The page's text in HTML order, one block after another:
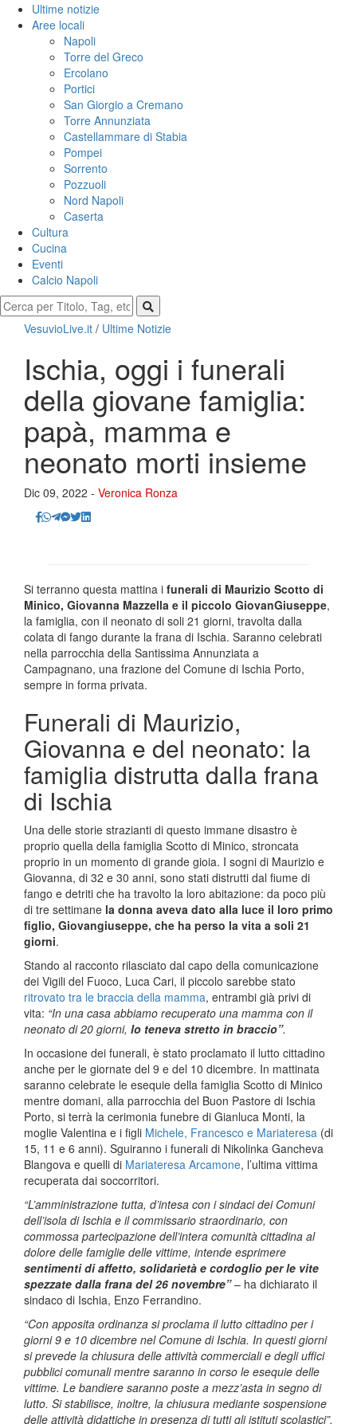
Ultime notizie
Aree locali
Napoli
Torre del Greco
Ercolano
Portici
San Giorgio a Cremano
Torre Annunziata
Castellammare di Stabia
Pompei
Sorrento
Pozzuoli
Nord Napoli
Caserta
Cultura
Cucina
Eventi
Calcio Napoli
VesuvioLive.it / Ultime Notizie
Ischia, oggi i funerali
della giovane famiglia:
papà, mamma e
neonato morti insieme
Dic 09, 2022 - Veronica Ronza
Si terranno questa mattina i funerali di Maurizio Scotto di
Minico, Giovanna Mazzella e il piccolo GiovanGiuseppe,
la famiglia, con il neonato di soli 21 giorni, travolta dalla
colata di fango durante la frana di Ischia. Saranno celebrati
nella parrocchia della Santissima Annunziata a
Campagnano, una frazione del Comune di Ischia Porto,
sempre in forma privata.
Funerali di Maurizio,
Giovanna e del neonato: la
famiglia distrutta dalla frana
di Ischia
Una delle storie strazianti di questo immane disastro è
proprio quella della famiglia Scotto di Minico, stroncata
proprio in un momento di grande gioia. I sogni di Maurizio e
Giovanna, di 32 e 30 anni, sono stati distrutti dal fiume di
fango e detriti che ha travolto la loro abitazione: da poco più
di tre settimane la donna aveva dato alla luce il loro primo
figlio, Giovangiuseppe, che ha perso la vita a soli 21
giorni.
Stando al racconto rilasciato dal capo della comunicazione
dei Vigili del Fuoco, Luca Cari, il piccolo sarebbe stato
ritrovato tra le braccia della mamma, entrambi già privi di
vita: “In una casa abbiamo recuperato una mamma con il
neonato di 20 giorni, lo teneva stretto in braccio”.
In occasione dei funerali, è stato proclamato il lutto cittadino
anche per le giornate del 9 e del 10 dicembre. In mattinata
saranno celebrate le esequie della famiglia Scotto di Minico
mentre domani, alla parrocchia del Buon Pastore di Ischia
Porto, si terrà la cerimonia funebre di Gianluca Monti, la
moglie Valentina e i figli Michele, Francesco e Mariateresa (di
15, 11 e 6 anni). Sguiranno i funerali di Nikolinka Gancheva
Blangova e quelli di Mariateresa Arcamone, l’ultima vittima
recuperata dai soccorritori.
“L’amministrazione tutta, d’intesa con i sindaci dei Comuni
dell’isola di Ischia e il commissario straordinario, con
commossa partecipazione dell’intera comunità cittadina al
dolore delle famiglie delle vittime, intende esprimere
sentimenti di affetto, solidarietà e cordoglio per le vite
spezzate dalla frana del 26 novembre”– ha dichiarato il
sindaco di Ischia, Enzo Ferrandino.
“Con apposita ordinanza si proclama il lutto cittadino per i
giorni 9 e 10 dicembre nel Comune di Ischia. In questi giorni
si prevede la chiusura delle attività commerciali e degli uffici
pubblici comunali mentre saranno in corso le esequie delle
vittime. Le bandiere saranno poste a mezz’asta in segno di
lutto. Si stabilisce, inoltre, la chiusura mediante sospensione
delle attività didattiche in presenza di tutti gli istituti scolastici”.